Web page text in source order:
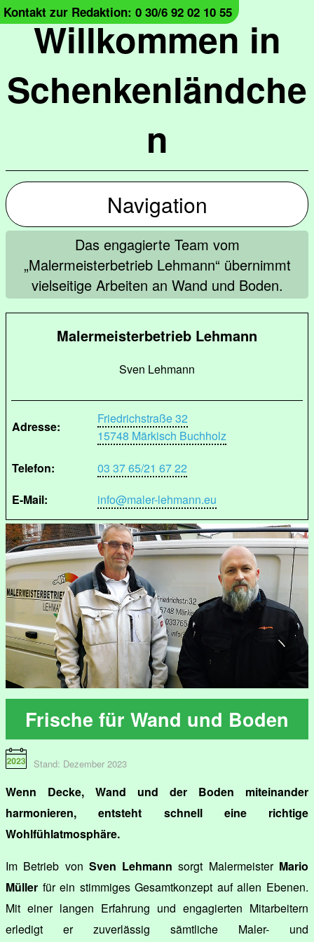
Willkommen in
Schenkenländche
n
Kontakt zur Redaktion: 0 30/6 92 02 10 55
Navigation
Das engagierte Team vom
„Malermeisterbetrieb Lehmann“ übernimmt
vielseitige Arbeiten an Wand und Boden.
Malermeisterbetrieb Lehmann
Sven Lehmann
Adresse:
Friedrichstraße 32
15748 Märkisch Buchholz
Telefon:
03 37 65/21 67 22
E-Mail:
info@maler-lehmann.eu
Frische für Wand und Boden
Stand: Dezember 2023
Wenn Decke, Wand und der Boden miteinander
harmonieren, entsteht schnell eine richtige
Wohlfühlatmosphäre.
Im Betrieb von Sven Lehmann sorgt Malermeister Mario
Müller für ein stimmiges Gesamtkonzept auf allen Ebenen.
Mit einer langen Erfahrung und engagierten Mitarbeitern
erledigt er zuverlässig sämtliche Maler- und